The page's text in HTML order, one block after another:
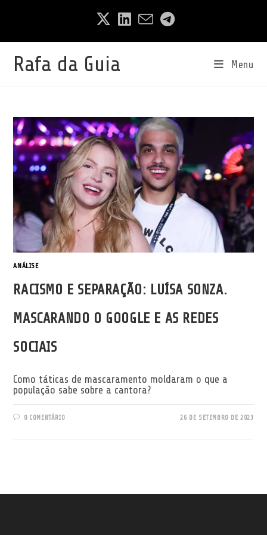
Rafa da Guia Menu
ANÁLISE
RACISMO E SEPARAÇÃO: LUÍSA SONZA.
MASCARANDO O GOOGLE E AS REDES
SOCIAIS
Como táticas de mascaramento moldaram o que a
população sabe sobre a cantora?
0 COMENTÁRIO 26 DE SETEMBRO DE 2023